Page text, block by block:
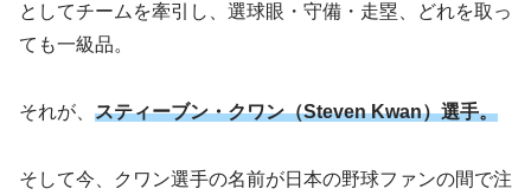
としてチームを牽引し、選球眼・守備・走塁、どれを取っ
ても一級品。
それが、 スティーブン・クワン（Steven Kwan）選手。
そして今、クワン選手の名前が日本の野球ファンの間で注